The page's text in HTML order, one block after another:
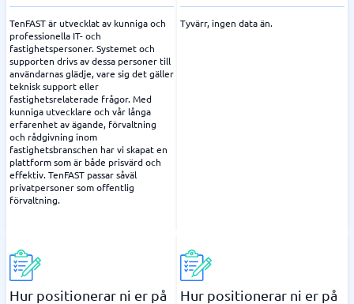
TenFAST är utvecklat av kunniga och
professionella IT- och
fastighetspersoner. Systemet och
supporten drivs av dessa personer till
användarnas glädje, vare sig det gäller
teknisk support eller
fastighetsrelaterade frågor. Med
kunniga utvecklare och vår långa
erfarenhet av ägande, förvaltning
och rådgivning inom
fastighetsbranschen har vi skapat en
plattform som är både prisvärd och
effektiv. TenFAST passar såväl
privatpersoner som offentlig
förvaltning.
Tyvärr, ingen data än.
Hur positionerar ni er på
Hur positionerar ni er på